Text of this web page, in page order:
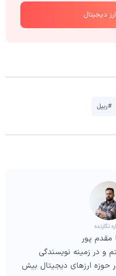
دیجیتال
#ریپل
نگارنده
مقدم پور
و در زمینه نویسندگی
حوزه ارزهای دیجیتال بیش